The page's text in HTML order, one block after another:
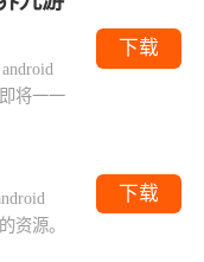
android
将一一
下载
资源。
下载